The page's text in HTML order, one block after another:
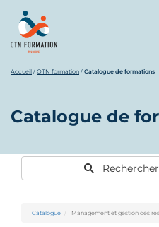
Accueil / OTN formation / Catalogue de formations
Catalogue de
Catalogue Management et gestion des